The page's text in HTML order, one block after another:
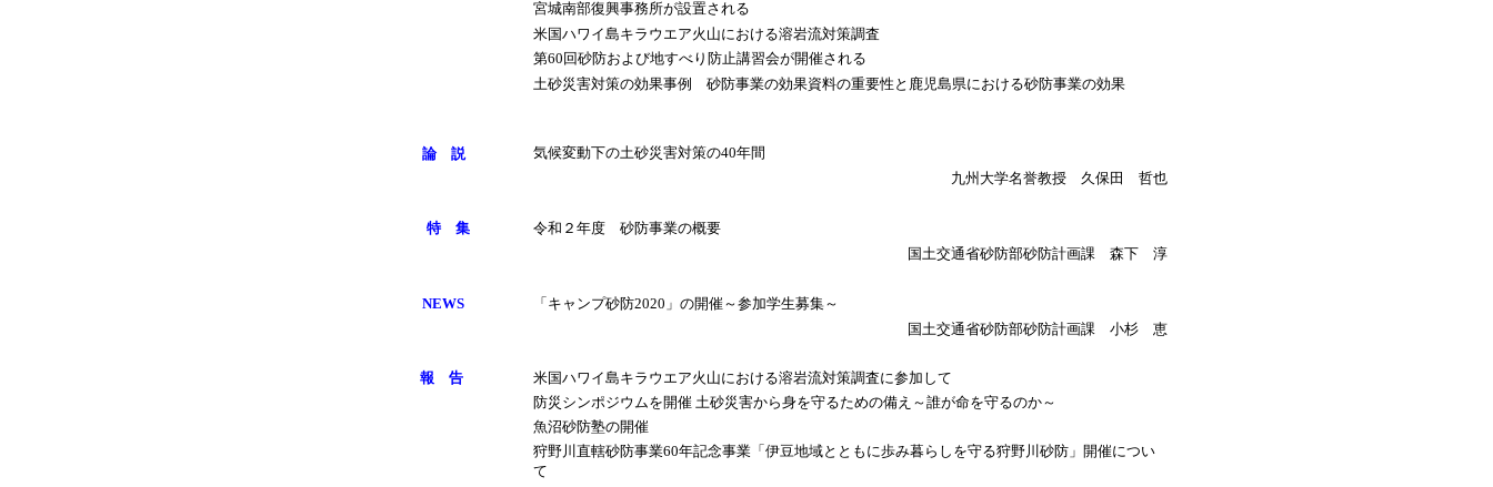
宮城南部復興事務所が設置される
米国ハワイ島キラウエア火山における溶岩流対策調査
第60回砂防および地すべり防止講習会が開催される
土砂災害対策の効果事例 砂防事業の効果資料の重要性と鹿児島県における砂防事業の効果
論 説
気候変動下の土砂災害対策の40年間
九州大学名誉教授 久保田 哲也
特 集
令和２年度 砂防事業の概要
国土交通省砂防部砂防計画課 森下 淳
NEWS
「キャンプ砂防2020」の開催～参加学生募集～
国土交通省砂防部砂防計画課 小杉 恵
報 告
米国ハワイ島キラウエア火山における溶岩流対策調査に参加して
防災シンポジウムを開催 土砂災害から身を守るための備え～誰が命を守るのか～
魚沼砂防塾の開催
狩野川直轄砂防事業60年記念事業「伊豆地域とともに歩み暮らしを守る狩野川砂防」開催につい
て